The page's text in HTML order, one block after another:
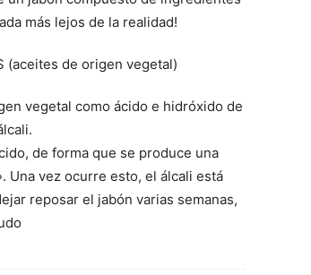
más lejos de la realidad!
(aceites de origen vegetal)
vegetal como ácido e hidróxido de
de forma que se produce una
Una vez ocurre esto, el álcali está
reposar el jabón varias semanas,